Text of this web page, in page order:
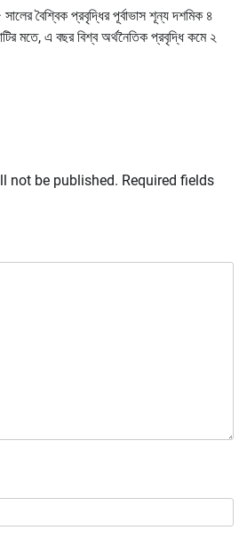
বৈশ্বিক প্রবৃদ্ধির পূর্বাভাস শূন্য দশমিক ৪
মতে, এ বছর বিশ্ব অর্থনৈতিক প্রবৃদ্ধি কমে ২
not be published. Required fields